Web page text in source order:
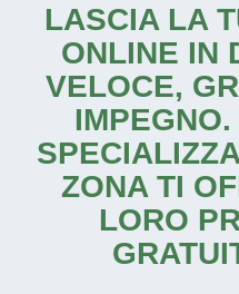
LASCIA LA
ONLINE IN
VELOCE,
ZONA TI
LORO